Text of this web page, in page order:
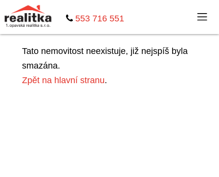
553 716 551
Tato nemovitost neexistuje, již nejspíš byla
smazána.
Zpět na hlavní stranu.